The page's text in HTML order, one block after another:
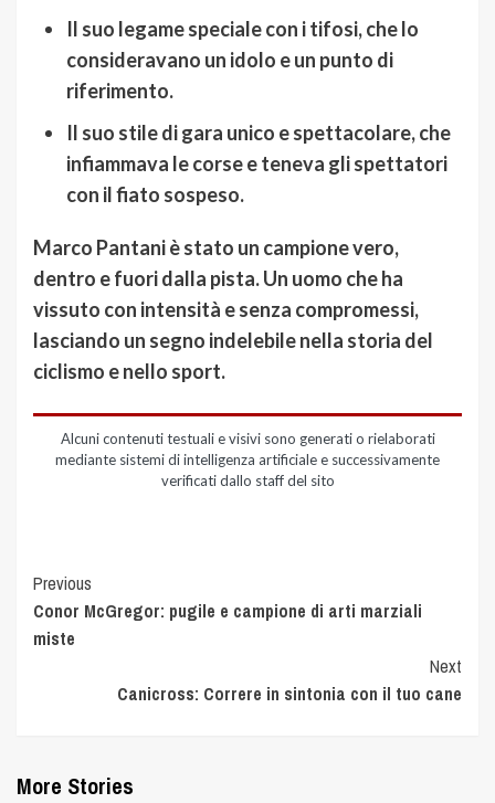
Il suo legame speciale con i tifosi, che lo
consideravano un idolo e un punto di
riferimento.
Il suo stile di gara unico e spettacolare, che
infiammava le corse e teneva gli spettatori
con il fiato sospeso.
Marco Pantani è stato un campione vero,
dentro e fuori dalla pista. Un uomo che ha
vissuto con intensità e senza compromessi,
lasciando un segno indelebile nella storia del
ciclismo e nello sport.
Alcuni contenuti testuali e visivi sono generati o rielaborati
mediante sistemi di intelligenza artificiale e successivamente
verificati dallo staff del sito
Previous
Conor McGregor: pugile e campione di arti marziali
miste
Next
Canicross: Correre in sintonia con il tuo cane
More Stories